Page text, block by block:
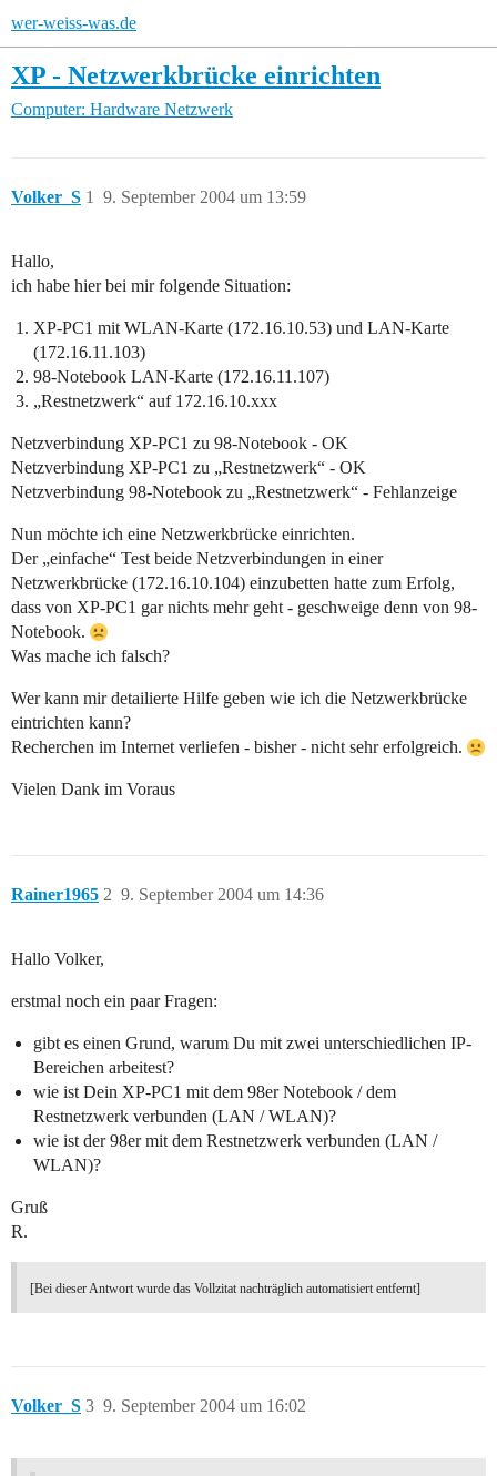
wer-weiss-was.de
XP - Netzwerkbrücke einrichten
Computer: Hardware Netzwerk
Volker_S 9. September 2004 um 13:59
1
Hallo,
ich habe hier bei mir folgende Situation:
XP-PC1 mit WLAN-Karte (172.16.10.53) und LAN-Karte
(172.16.11.103)
98-Notebook LAN-Karte (172.16.11.107)
„Restnetzwerk“ auf 172.16.10.xxx
Netzverbindung XP-PC1 zu 98-Notebook - OK
Netzverbindung XP-PC1 zu „Restnetzwerk“ - OK
Netzverbindung 98-Notebook zu „Restnetzwerk“ - Fehlanzeige
Nun möchte ich eine Netzwerkbrücke einrichten.
Der „einfache“ Test beide Netzverbindungen in einer
Netzwerkbrücke (172.16.10.104) einzubetten hatte zum Erfolg,
dass von XP-PC1 gar nichts mehr geht - geschweige denn von 98-
Notebook.
Was mache ich falsch?
Wer kann mir detailierte Hilfe geben wie ich die Netzwerkbrücke
eintrichten kann?
Recherchen im Internet verliefen - bisher - nicht sehr erfolgreich.
Vielen Dank im Voraus
Rainer1965 9. September 2004 um 14:36
2
Hallo Volker,
erstmal noch ein paar Fragen:
gibt es einen Grund, warum Du mit zwei unterschiedlichen IP-
Bereichen arbeitest?
wie ist Dein XP-PC1 mit dem 98er Notebook / dem
Restnetzwerk verbunden (LAN / WLAN)?
wie ist der 98er mit dem Restnetzwerk verbunden (LAN /
WLAN)?
Gruß
R.
[Bei dieser Antwort wurde das Vollzitat nachträglich automatisiert entfernt]
Volker_S 9. September 2004 um 16:02
3